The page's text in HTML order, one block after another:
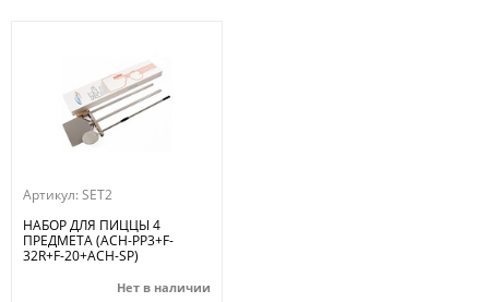
Артикул: SET2
НАБОР ДЛЯ ПИЦЦЫ 4
ПРЕДМЕТА (ACH-PP3+F-
32R+F-20+ACH-SP)
Нет в наличии